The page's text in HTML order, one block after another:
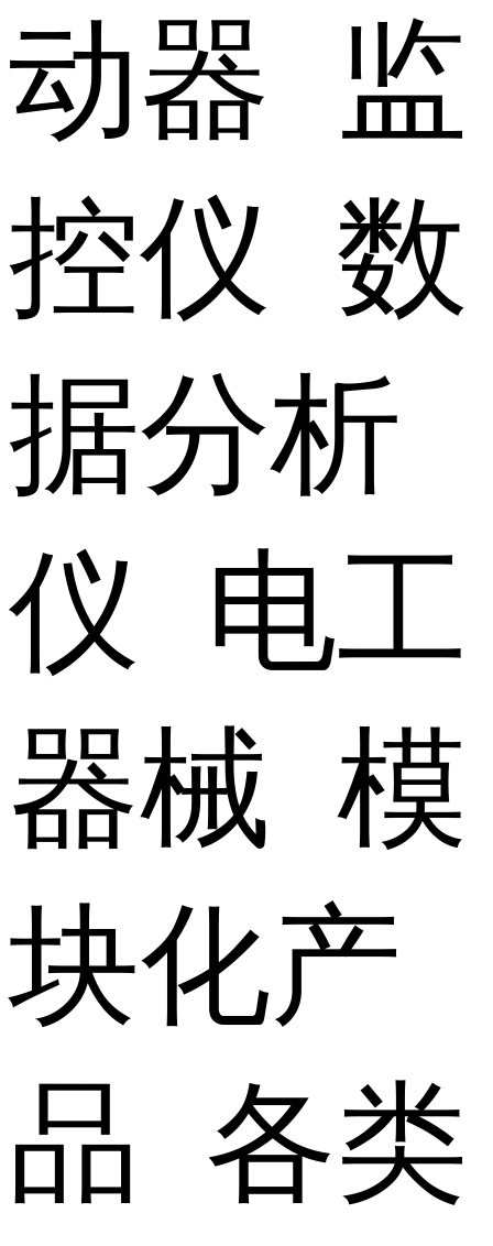
动器 监
控仪 数
据分析
仪 电工
器械 模
块化产
品 各类